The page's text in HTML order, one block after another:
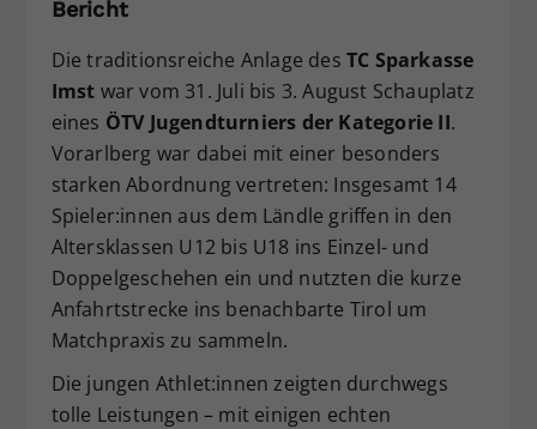
Bericht
Die traditionsreiche Anlage des TC Sparkasse
Imst war vom 31. Juli bis 3. August Schauplatz
eines ÖTV Jugendturniers der Kategorie II.
Vorarlberg war dabei mit einer besonders
starken Abordnung vertreten: Insgesamt 14
Spieler:innen aus dem Ländle griffen in den
Altersklassen U12 bis U18 ins Einzel- und
Doppelgeschehen ein und nutzten die kurze
Anfahrtstrecke ins benachbarte Tirol um
Matchpraxis zu sammeln.
Die jungen Athlet:innen zeigten durchwegs
tolle Leistungen – mit einigen echten
Einstellungen. Unter anderem eine
zufällig generierte ID, für die
historische Speicherung Ihrer
vorgenommen Einstellungen, falls der
Webseiten-Betreiber dies eingestellt
hat.